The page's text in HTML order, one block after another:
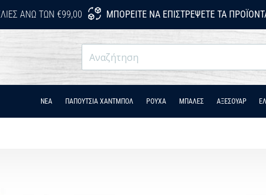
ΆΝΩ ΤΩΝ €99,00 ΜΠΟΡΕΊΤΕ ΝΑ ΕΠΙΣΤΡΈΨΕΤΕ ΤΑ
ΝΕΑ ΠΑΠΟΎΤΣΙΑ ΧΆΝΤΜΠΟΛ ΡΟΎΧΑ ΜΠΑΛΕΣ ΑΞΕΣΟΥΑΡ